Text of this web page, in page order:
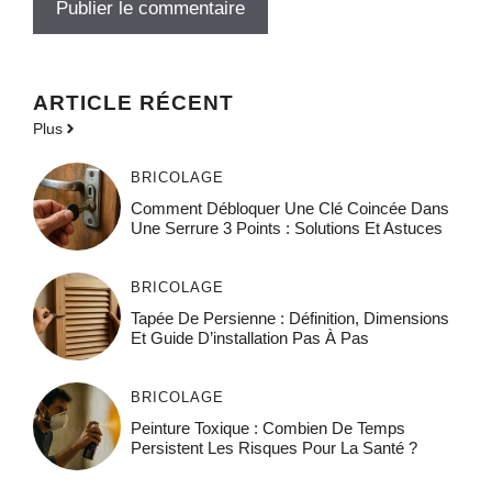
ARTICLE RÉCENT
Plus
BRICOLAGE
Comment Débloquer Une Clé Coincée Dans
Une Serrure 3 Points : Solutions Et Astuces
BRICOLAGE
Tapée De Persienne : Définition, Dimensions
Et Guide D’installation Pas À Pas
BRICOLAGE
Peinture Toxique : Combien De Temps
Persistent Les Risques Pour La Santé ?